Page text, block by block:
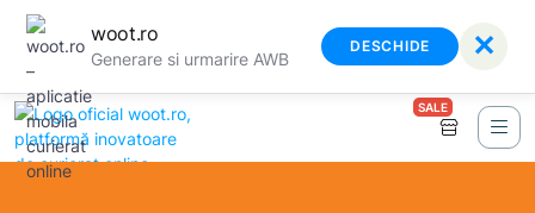
woot.ro
Generare si urmarire AWB
DESCHIDE ✕
SALE